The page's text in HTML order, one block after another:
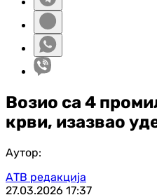
Возио са 4
крви, изазвао
Аутор:
АТВ редакција
27.03.2026 17:37